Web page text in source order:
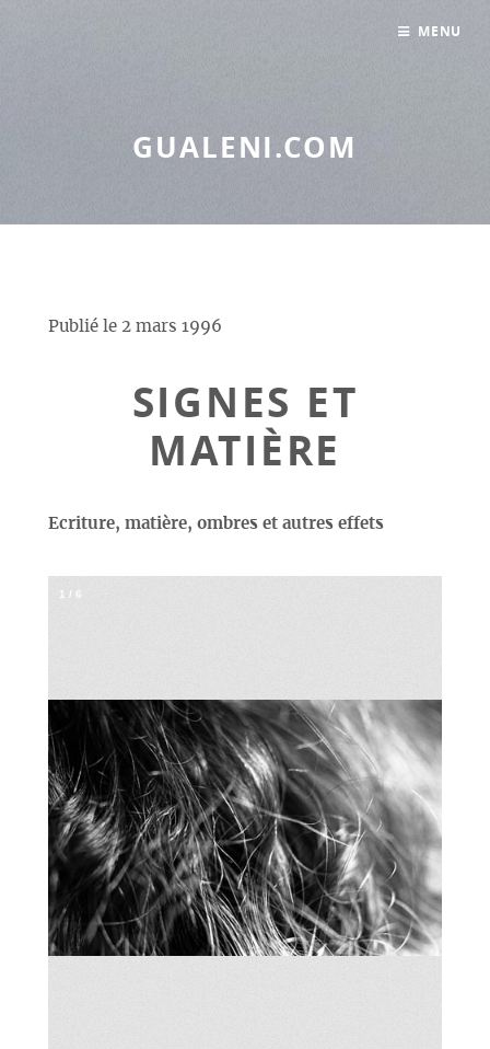
GUALENI.COM
Publié le 2 mars 1996
SIGNES ET
MATIÈRE
Ecriture, matière, ombres et autres effets
1 / 6
MENU